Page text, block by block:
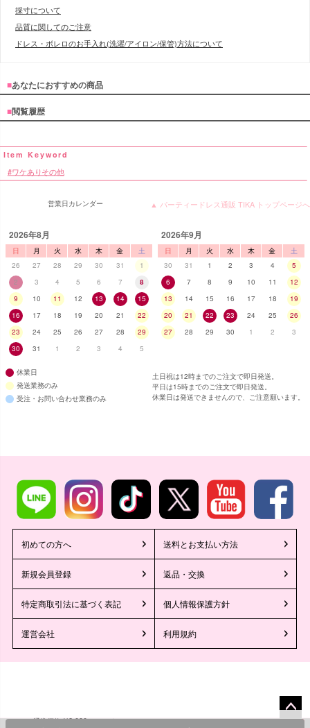
通常価格 ¥2,090のところ
採寸について
品質に関してのご注意
ドレス・ボレロのお手入れ(洗濯/アイロン/保管)方法について
■あなたにおすすめの商品
■閲覧履歴
ワケありその他
▲ パーティードレス通販 TIKA トップページへ
営業日カレンダー
2026年8月
日 月 火 水 木 金
土
26
27 28 29 30 31
1
2
3 4 5 6 7
8
9
10 11 12 13 14
15
16
17 18 19 20 21
22
23
24 25 26 27 28
29
30
31 1 2 3 4 5
2026年9月
日 月 火 水 木 金
土
30
31 1 2 3 4
5
6
7 8 9 10 11
12
13
14 15 16 17 18
19
20
21 22 23 24 25
26
27
28 29 30 1 2 3
休業日
発送業務のみ
受注・お問い合わせ業務のみ
土日祝は12時までのご注文で即日発送。
平日は15時までのご注文で即日発送。
休業日は発送できませんので、ご注意願います。
初めての方へ 送料とお支払い方法
新規会員登録 返品・交換
特定商取引法に基づく表記 個人情報保護方針
運営会社 利用規約